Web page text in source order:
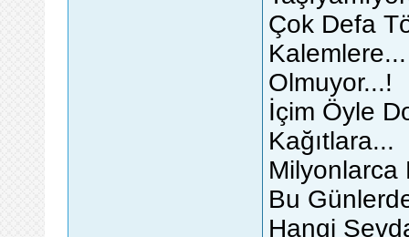
Çok Defa
Kalemlere...
Olmuyor...!
İçim Öyle
Kağıtlara...
Milyonlarca
Bu
Hangi